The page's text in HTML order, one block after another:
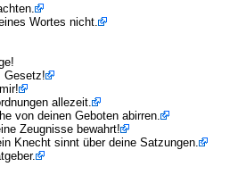
Wortes nicht.
Gesetz!
allezeit.
von deinen Geboten abirren.
Zeugnisse bewahrt!
Knecht sinnt über deine Satzungen.